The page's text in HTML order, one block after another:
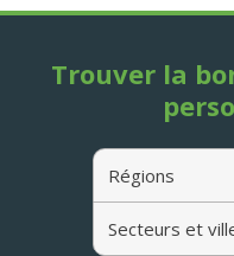
Régions
Secteurs et
Trouver la